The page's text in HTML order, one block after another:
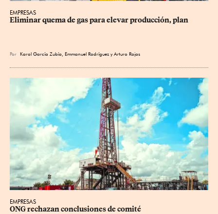
EMPRESAS
Eliminar quema de gas para elevar producción, plan
Por Karol García Zubía Emmanuel Rodríguez yArturo Rojas
EMPRESAS
ONG rechazan conclusiones de comité